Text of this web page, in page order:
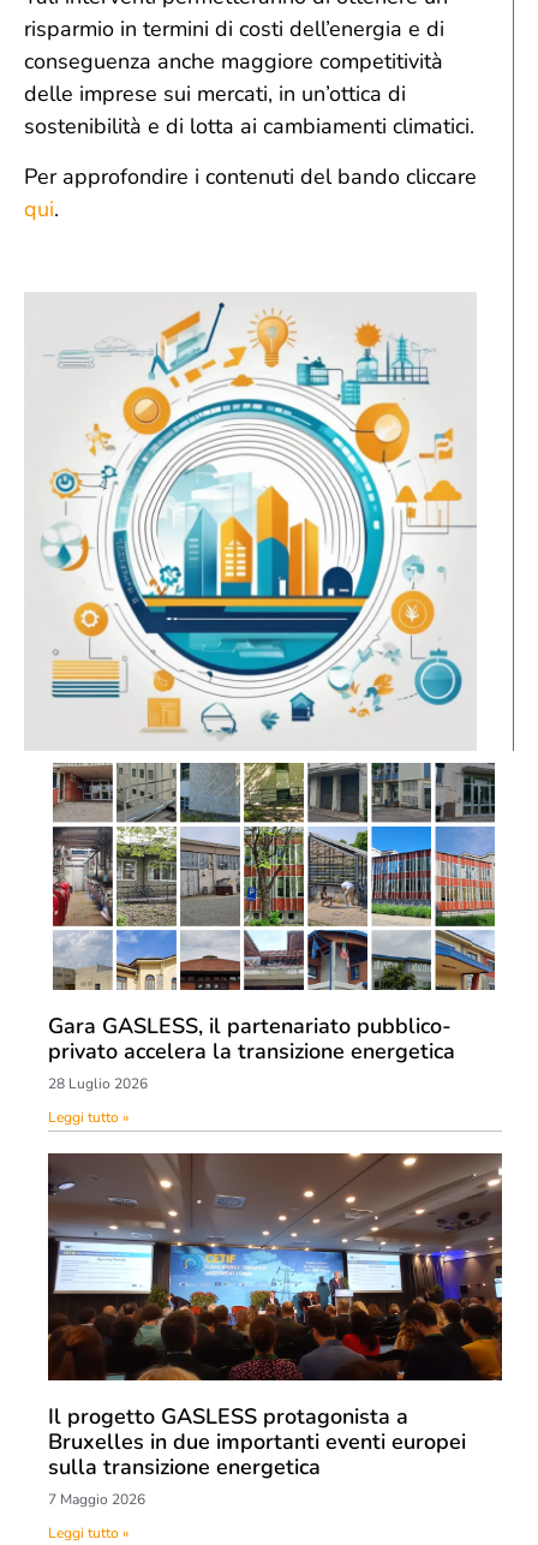
risparmio in termini di costi dell’energia e di
conseguenza anche maggiore competitività
delle imprese sui mercati, in un’ottica di
sostenibilità e di lotta ai cambiamenti climatici.
Per approfondire i contenuti del bando cliccare
qui.
Gara GASLESS, il partenariato pubblico-
privato accelera la transizione energetica
28 Luglio 2026
Leggi tutto »
Il progetto GASLESS protagonista a
Bruxelles in due importanti eventi europei
sulla transizione energetica
7 Maggio 2026
Leggi tutto »